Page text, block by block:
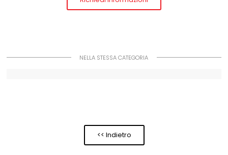
NELLA STESSA CATEGORIA
<< Indietro